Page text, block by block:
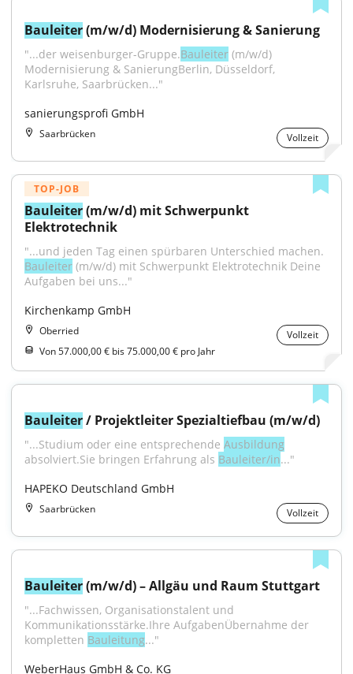
Bauleiter (m/w/d) Modernisierung & Sanierung
"...der weisenburger-Gruppe.Bauleiter (m/w/d)
Modernisierung & SanierungBerlin, Düsseldorf,
Karlsruhe, Saarbrücken..."
sanierungsprofi GmbH
Saarbrücken Vollzeit
TOP-JOB
Bauleiter (m/w/d) mit Schwerpunkt
Elektrotechnik
Bauleiter (m/w/d) mit Schwerpunkt Elektrotechnik Deine
Aufgaben bei uns..."
Kirchenkamp GmbH
Oberried
Vollzeit
Von 57.000,00 € bis 75.000,00 € pro Jahr
Bauleiter / Projektleiter Spezialtiefbau (m/w/d)
"...Studium oder eine entsprechende Ausbildung
absolviert.Sie bringen Erfahrung als Bauleiter/in..."
HAPEKO Deutschland GmbH
Saarbrücken Vollzeit
Bauleiter (m/w/d) – Allgäu und Raum Stuttgart
"...Fachwissen, Organisationstalent und
Kommunikationsstärke.Ihre AufgabenÜbernahme der
kompletten Bauleitung..."
WeberHaus GmbH & Co. KG